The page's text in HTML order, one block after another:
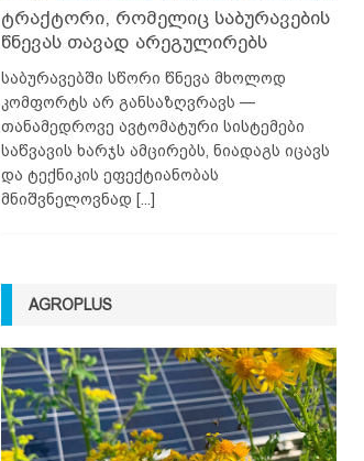
ტრაქტორი, რომელიც საბურავების
წნევას თავად არეგულირებს
საბურავებში სწორი წნევა მხოლოდ
კომფორტს არ განსაზღვრავს —
თანამედროვე ავტომატური სისტემები
საწვავის ხარჯს ამცირებს, ნიადაგს იცავს
და ტექნიკის ეფექტიანობას
მნიშვნელოვნად [...]
AGROPLUS